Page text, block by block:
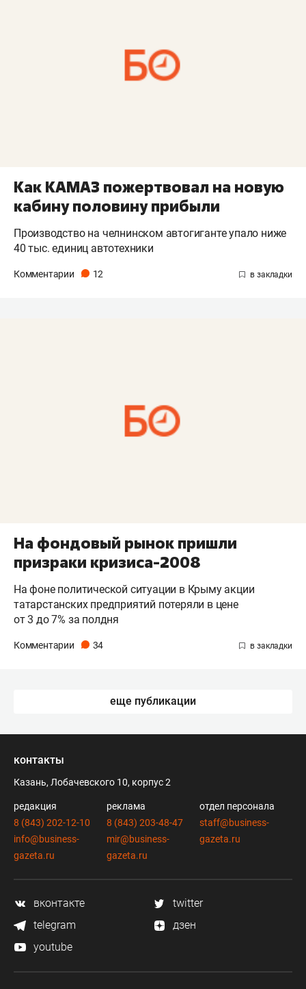
Как КАМАЗ пожертвовал на новую
кабину половину прибыли
Производство на челнинском автогиганте упало ниже
40 тыс. единиц автотехники
Комментарии 12
На фондовый рынок пришли
призраки кризиса-2008
На фоне политической ситуации в Крыму акции
татарстанских предприятий потеряли в цене
от 3 до 7% за полдня
Комментарии 34
еще публикации
контакты
Казань, Лобачевского 10, корпус 2
редакция
8 (843) 202-12-10
info@business-
gazeta.ru
реклама
8 (843) 203-48-47
mir@business-
gazeta.ru
отдел персонала
staff@business-
gazeta.ru
вконтакте
twitter
telegram
дзен
youtube